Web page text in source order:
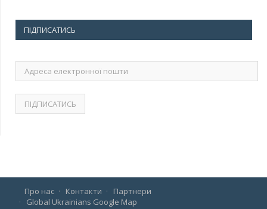
ПІДПИСАТИСЬ
Адреса
електронної
Про нас Контакти
Партнери
Global Ukrainians Google Map